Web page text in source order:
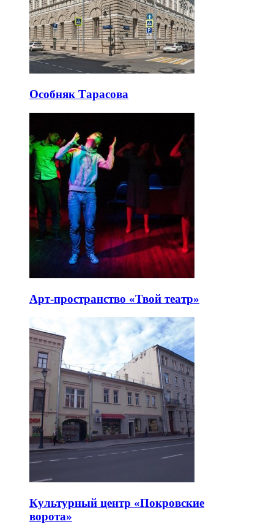
Особняк Тарасова
Арт-пространство «Твой театр»
Культурный центр «Покровские
ворота»